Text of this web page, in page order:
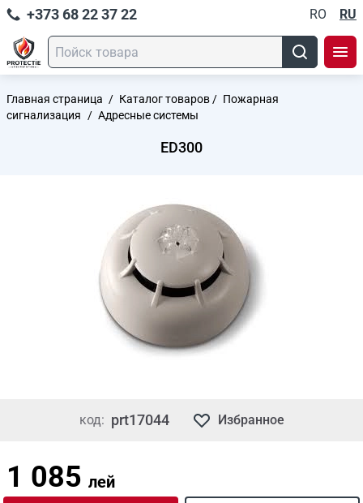
+373 68 22 37 22 RO RU
Главная страница / Каталог товаров / Пожарная
сигнализация
/ Адресные системы
ED300
код: prt17044 Избранное
1 085 лей